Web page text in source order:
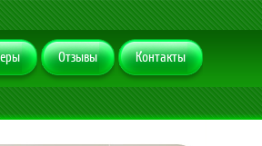
Отзывы Контакты